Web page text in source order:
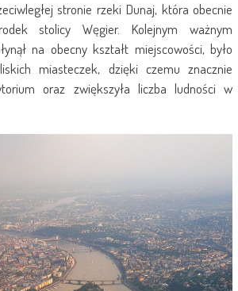
stronie rzeki Dunaj, która obecnie
stolicy Węgier. Kolejnym ważnym
na obecny kształt miejscowości, było
miasteczek, dzięki czemu znacznie
oraz zwiększyła liczba ludności w